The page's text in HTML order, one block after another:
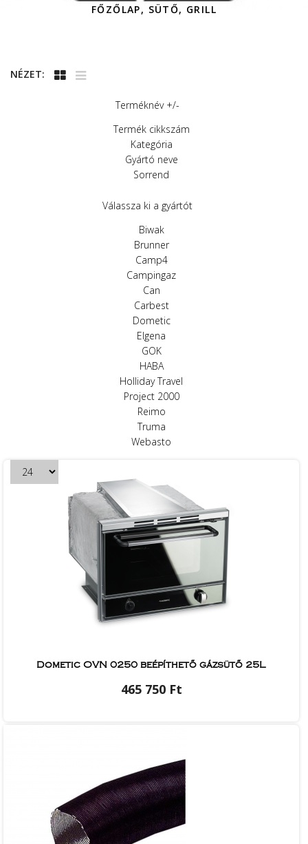
FŐZŐLAP, SÜTŐ, GRILL
NÉZET:
Terméknév +/-
Termék cikkszám
Kategória
Gyártó neve
Sorrend
Válassza ki a gyártót
Biwak
Brunner
Camp4
Campingaz
Can
Carbest
Dometic
Elgena
GOK
HABA
Holliday Travel
Project 2000
Reimo
Truma
Webasto
Dometic OVN 0250 beépíthető gázsütő 25L
465 750 Ft